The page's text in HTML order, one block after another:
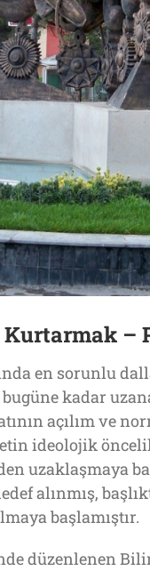
–
en sorunlu
kadar
açılım ve
ideolojik
uzaklaşmaya
alınmış,
başlamıştır.
düzenlenen